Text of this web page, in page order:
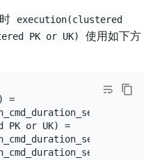
execution(clustered
PK or UK)
使用如下方
=
PK or UK) =